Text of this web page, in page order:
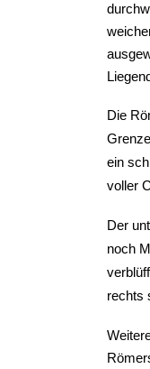
Die
ein
voller
Der
noch
rechts